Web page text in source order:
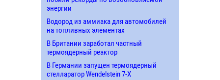
энергии
Водород из аммиака для автомобилей
на топливных элементах
В Британии заработал частный
термоядерный реактор
В Германии запущен термоядерный
стелларатор Wendelstein 7-X